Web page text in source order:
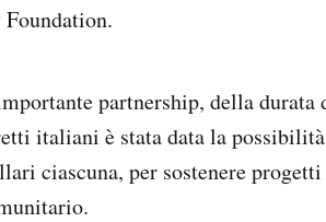
partnership, della
italiani è stata data la
ciascuna, per sostenere